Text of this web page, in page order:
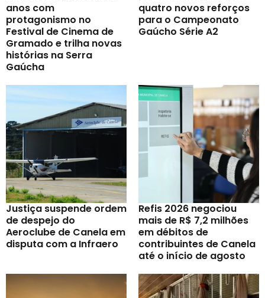
anos com
protagonismo no
Festival de Cinema de
Gramado e trilha novas
histórias na Serra
Gaúcha
quatro novos reforços
para o Campeonato
Gaúcho Série A2
Justiça suspende ordem
de despejo do
Aeroclube de Canela em
disputa com a Infraero
Refis 2026 negociou
mais de R$ 7,2 milhões
em débitos de
contribuintes de Canela
até o início de agosto